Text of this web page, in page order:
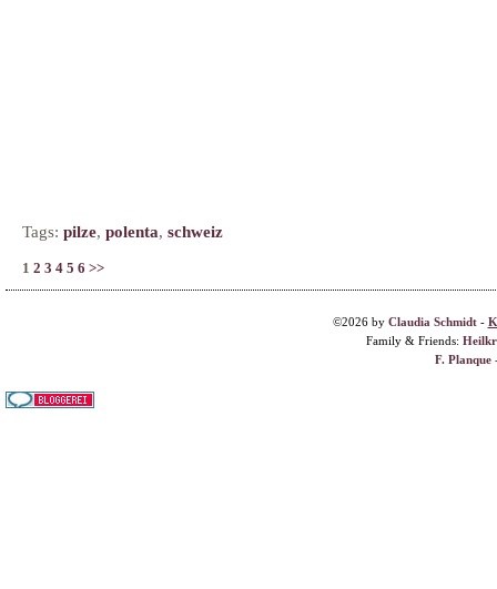
Tags: pilze, polenta, schweiz
1 2 3 4 5 6 >>
©2026 by Claudia Schmidt-
Family & Friends:
F. Planque